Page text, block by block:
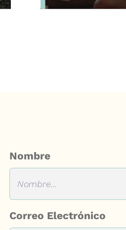
Nombre
Correo Electrónico